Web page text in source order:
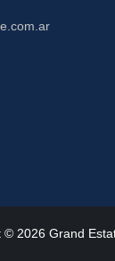
© 2026 Grand